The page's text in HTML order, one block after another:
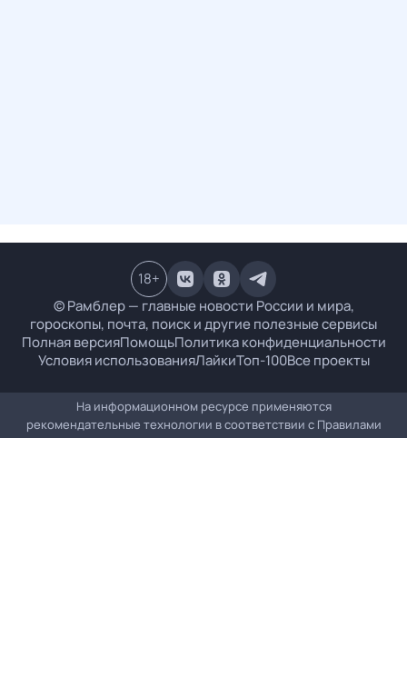
© Рамблер — главные новости России и мира,
гороскопы, почта, поиск и другие полезные сервисы
Полная версияПомощьПолитика конфиденциальности
Условия использованияЛайкиТоп-100Все проекты
18+
На информационном ресурсе применяются
рекомендательные технологии в соответствии с Правилами